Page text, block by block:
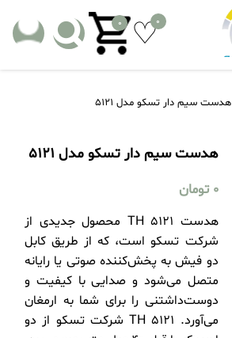
0
0
هدست سیم دار تسکو مدل 5121
هدست سیم دار تسکو مدل 5121
0 تومان
هدست TH 5121 محصول جدیدی از
شرکت تسکو است، که از طریق کابل
دو فیش به پخش‌کننده صوتی یا رایانه
متصل می‌شود و صدایی با کیفیت و
دوست‌داشتنی را برای‌ شما به ارمغان
می‌آورد. TH 5121 شرکت تسکو از دو